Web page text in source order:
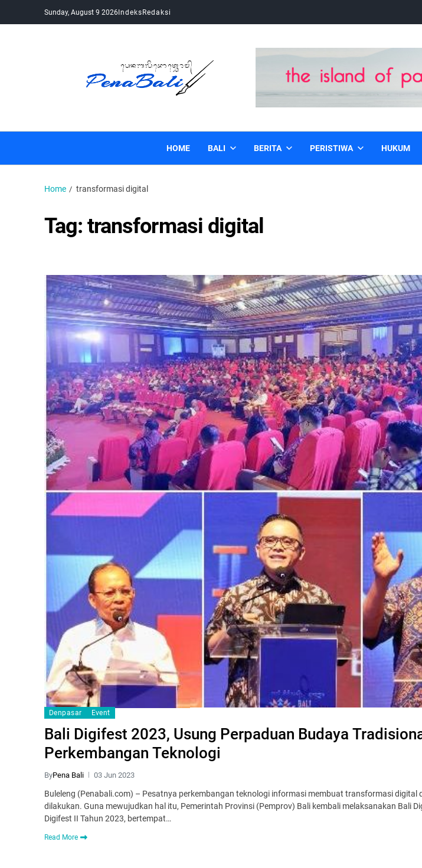
Sunday, August 9 2026IndeksRedaksi
HOME BALI BERITA PERISTIWA HUKUM
Home transformasi digital
Tag:transformasi digital
Denpasar Event
Bali Digifest 2023, Usung Perpaduan Budaya
Perkembangan Teknologi
ByPena Bali 03 Jun 2023
Buleleng (Penabali.com) – Pesatnya perkembangan teknologi informasi membuat transformasi digital
dilakukan. Guna mewujudkan hal itu, Pemerintah Provinsi (Pemprov) Bali kembali melaksanakan Bali
Digifest II Tahun 2023, bertempat…
Read More